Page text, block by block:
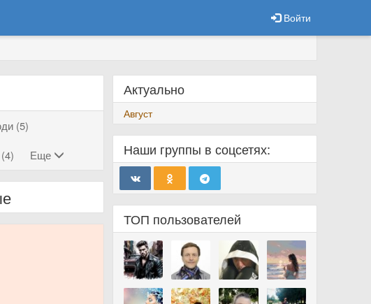
Войти
(5)
Еще
Актуально
Август
Наши группы в соцсетях:
ТОП пользователей